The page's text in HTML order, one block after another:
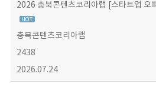
2026 충북콘텐츠코리아랩 [스타트업 오
충북콘텐츠코리아랩
2438
2026.07.24